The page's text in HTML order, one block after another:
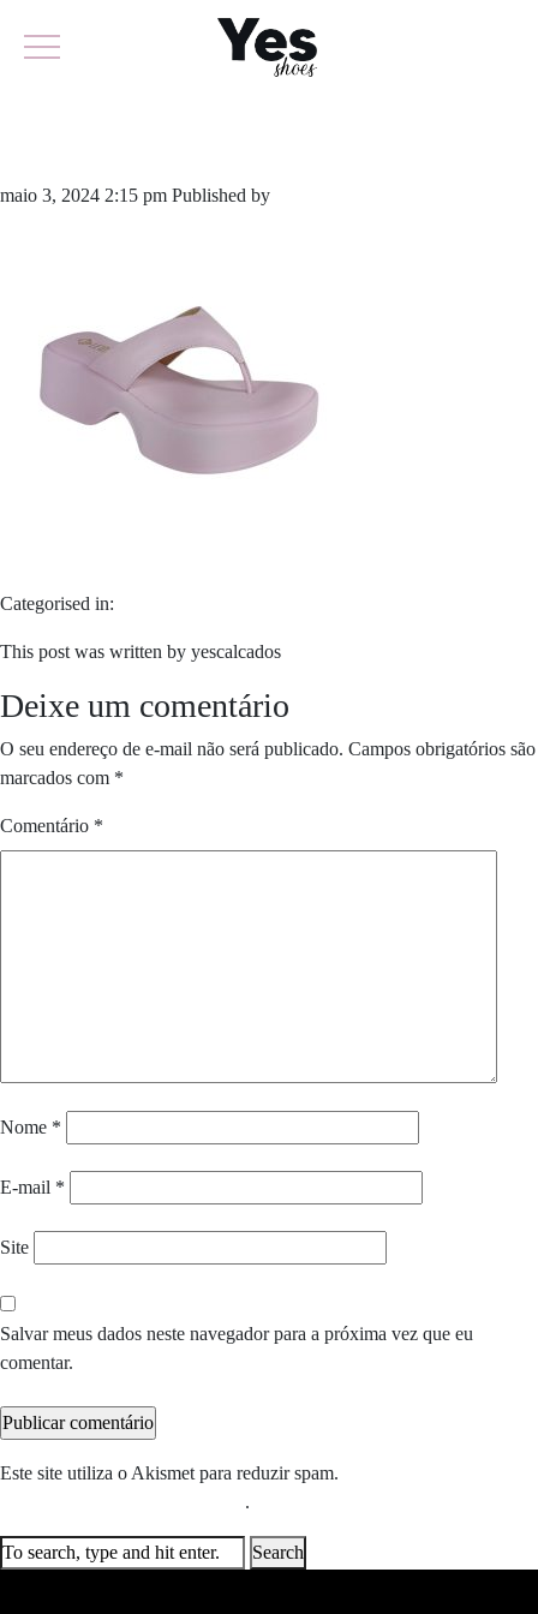
maio 3, 2024 2:15 pm Published by
Categorised in:
This post was written by yescalcados
Deixe um comentário
O seu endereço de e-mail não será publicado. Campos obrigatórios são
marcados com *
Comentário *
Nome *
E-mail *
Site
Salvar meus dados neste navegador para a próxima vez que eu
comentar.
Este site utiliza o Akismet para reduzir spam.
.
Search